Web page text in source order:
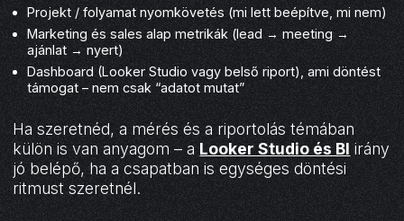
Projekt / folyamat nyomkövetés (mi lett beépítve, mi nem)
Marketing és sales alap metrikák (lead → meeting →
ajánlat → nyert)
Dashboard (Looker Studio vagy belső riport), ami döntést
támogat – nem csak “adatot mutat”
Ha szeretnéd, a mérés és a riportolás témában
külön is van anyagom – a Looker Studio és BI irány
jó belépő, ha a csapatban is egységes döntési
ritmust szeretnél.